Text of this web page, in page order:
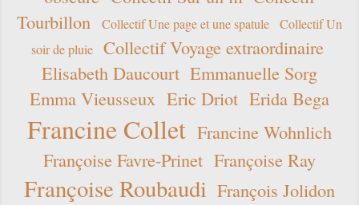
Tourbillon
Collectif Une page et une spatule
Collectif Un
soir de pluie
Collectif Voyage extraordinaire
Elisabeth Daucourt Emmanuelle Sorg
Emma Vieusseux Eric Driot Erida Bega
Francine Collet Francine Wohnlich
Françoise Favre-Prinet Françoise Ray
Françoise Roubaudi François Jolidon